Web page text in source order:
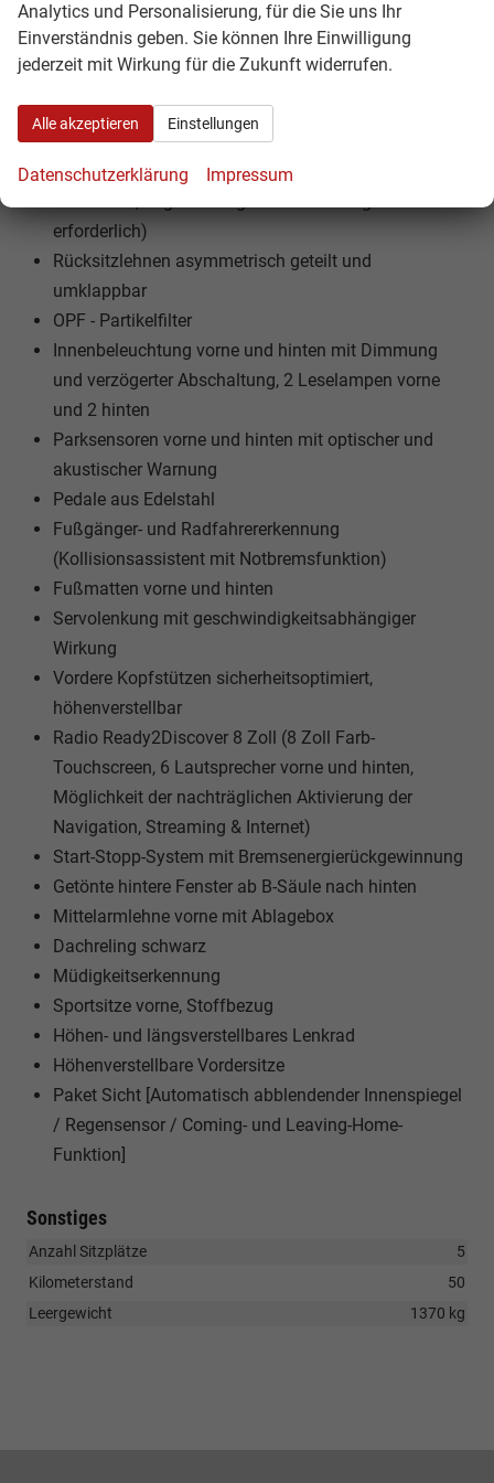
Geschwindigkeitsbegrenzer
Ablagefächer in den Türen vorne und hinten
Online-Dienste We Connect (Vorbereitung)
(Vorbereitung für Online-Dienste We Connect und We
Connect Plus, Verbindung des Fahrzeugs mit der App
erforderlich)
Rücksitzlehnen asymmetrisch geteilt und
umklappbar
OPF - Partikelfilter
Innenbeleuchtung vorne und hinten mit Dimmung
und verzögerter Abschaltung, 2 Leselampen vorne
und 2 hinten
Parksensoren vorne und hinten mit optischer und
akustischer Warnung
Pedale aus Edelstahl
Fußgänger- und Radfahrererkennung
(Kollisionsassistent mit Notbremsfunktion)
Fußmatten vorne und hinten
Servolenkung mit geschwindigkeitsabhängiger
Wirkung
Vordere Kopfstützen sicherheitsoptimiert,
höhenverstellbar
Radio Ready2Discover 8 Zoll (8 Zoll Farb-
Touchscreen, 6 Lautsprecher vorne und hinten,
Möglichkeit der nachträglichen Aktivierung der
Navigation, Streaming & Internet)
Start-Stopp-System mit Bremsenergierückgewinnung
Getönte hintere Fenster ab B-Säule nach hinten
Mittelarmlehne vorne mit Ablagebox
Dachreling schwarz
Müdigkeitserkennung
Sportsitze vorne, Stoffbezug
Höhen- und längsverstellbares Lenkrad
Höhenverstellbare Vordersitze
Paket Sicht [Automatisch abblendender Innenspiegel
/ Regensensor / Coming- und Leaving-Home-
Funktion]
Sonstiges
Anzahl Sitzplätze
5
Kilometerstand
50
Leergewicht
1370 kg
Analytics und Personalisierung, für die Sie uns Ihr
Einverständnis geben. Sie können Ihre Einwilligung
jederzeit mit Wirkung für die Zukunft widerrufen.
Alle akzeptieren Einstellungen
Datenschutzerklärung Impressum